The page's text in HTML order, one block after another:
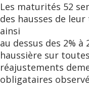
Les maturités 52
des hausses de
ainsi
au dessus des 2%
haussière sur
réajustements
obligataires